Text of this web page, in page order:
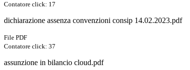
Contatore click: 17
dichiarazione assenza convenzioni consip 14.02.2023.pdf
File PDF
Contatore click: 37
assunzione in bilancio cloud.pdf